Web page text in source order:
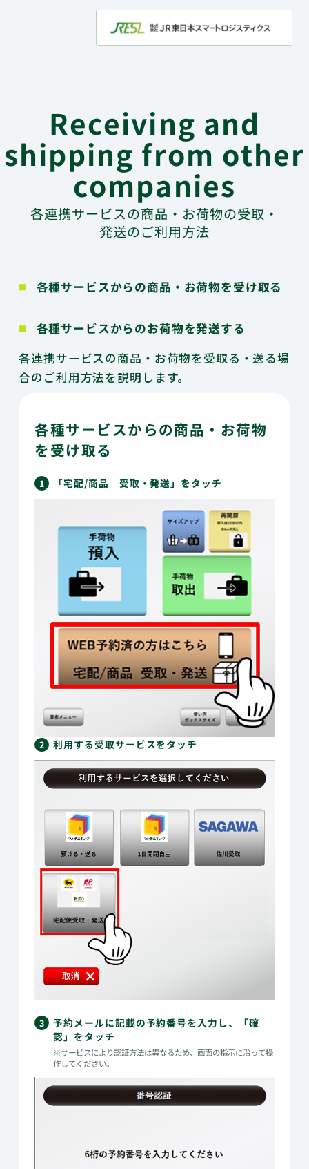
Receiving and
shipping from other
companies
各連携サービスの商品・お荷物の受取・
発送のご利用方法
各種サービスからの商品・お荷物を受け取る
各種サービスからのお荷物を発送する
各連携サービスの商品・お荷物を受取る・送る場
合のご利用方法を説明します。
各種サービスからの商品・お荷物
を受け取る
1 「宅配/商品 受取・発送」をタッチ
2 利用する受取サービスをタッチ
3
予約メールに記載の予約番号を入力し、「確
認」をタッチ
※サービスにより認証方法は異なるため、画面の指示に沿って操
作してください。
個人のお客さま
マルチエキューブについて
予約なしで預ける
予約して荷物を預ける、発送する
荷物・商品を送る、受取る
個人のお客さま
よくあるご質問
マルチエキューブを
各地へ展開
会社情報
企業理念
バリュー（行動指針）
メッセージ
ニュース
ロッカー設置をご検討のお客さま
よくあるご質問